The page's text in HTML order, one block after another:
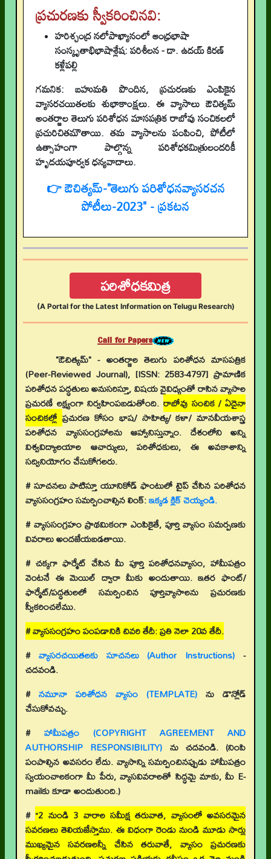
ప్రచురణకు స్వీకరించినవి:
హరిశ్చంద్ర నలోపాఖ్యానంలో ఆంధ్రభాషా
సంస్కృతాభిభాషాశ్లేష: పరిశీలన - డా. ఉదయ్ కిరణ్
కళ్లేపల్లి
గమనిక: బహుమతి పొందిన, ప్రచురణకు ఎంపికైన
వ్యాసరచయితలకు శుభాకాంక్షలు. ఈ వ్యాసాలు ఔచిత్యమ్
అంతర్జాల తెలుగు పరిశోధన మాసపత్రిక రాబోవు సంచికలలో
ప్రచురిచితమౌతాయి. తమ వ్యాసాలను పంపించి, పోటీలో
ఉత్సాహంగా పాల్గొన్న పరిశోధకమిత్రులందరికీ
హృదయపూర్వక ధన్యవాదాలు.
👉 ఔచిత్యమ్-"తెలుగు పరిశోధనవ్యాసరచన
పోటీలు-2023" - ప్రకటన
పరిశోధకమిత్ర
(A Portal for the Latest Information on Telugu Research)
Call for Papers
"ఔచిత్యమ్" - అంతర్జాల తెలుగు పరిశోధన మాసపత్రిక
(Peer-Reviewed Journal), [ISSN: 2583-4797] ప్రామాణిక
పరిశోధన పద్ధతులు అనుసరిస్తూ, విషయ వైవిధ్యంతో రాసిన వ్యాసాల
ప్రచురణే లక్ష్యంగా నిర్వహింపబడుతోంది. రాబోవు సంచిక / ఏదైనా
సంచికల్లో ప్రచురణ కోసం భాష/ సాహిత్య/ కళా/ మానవీయశాస్త్ర
పరిశోధన వ్యాససంగ్రహాలను ఆహ్వానిస్తున్నాం. దేశంలోని అన్ని
విశ్వవిద్యాలయాల ఆచార్యులు, పరిశోధకులు, ఈ అవకాశాన్ని
సద్వినియోగం చేసుకోగలరు.
# సూచనలు పాటిస్తూ యూనికోడ్ ఫాంటులో టైప్ చేసిన పరిశోధన
వ్యాససంగ్రహం సమర్పించాల్సిన లింక్:ఇక్కడ క్లిక్ చెయ్యండి.
# వ్యాససంగ్రహం ప్రాథమికంగా ఎంపికైతే, పూర్తి వ్యాసం సమర్పణకు
వివరాలు అందజేయబడతాయి.
# చక్కగా ఫార్మేట్ చేసిన మీ పూర్తి పరిశోధనవ్యాసం, హామీపత్రం
వెంటనే ఈ మెయిల్ ద్వారా మీకు అందుతాయి. ఇతర ఫాంట్/
ఫార్మేట్/పద్ధతులలో సమర్పించిన పూర్తివ్యాసాలను ప్రచురణకు
స్వీకరించలేము.
# వ్యాససంగ్రహం పంపడానికి చివరి తేదీ: ప్రతి నెలా 20వ తేదీ.
# వ్యాసరచయితలకు సూచనలు (Author Instructions) -
చదవండి.
# నమూనా పరిశోధన వ్యాసం (TEMPLATE) ను డౌన్లోడ్
చేసుకోవచ్చు.
# హామీపత్రం (COPYRIGHT AGREEMENT AND
AUTHORSHIP RESPONSIBILITY) ను చదవండి. (నింపి
పంపాల్సిన అవసరం లేదు. వ్యాసాన్ని సమర్పించినప్పుడు హామీపత్రం
స్వయంచాలకంగా మీ పేరు, వ్యాసవివరాలతో సిద్ధమై మాకు, మీ E-
mailకు కూడా అందుతుంది.)
# “2 నుండి 3 వారాల సమీక్ష తరువాత, వ్యాసంలో అవసరమైన
సవరణలు తెలియజేస్తాము. ఈ విధంగా రెండు నుండి మూడు సార్లు
ముఖ్యమైన సవరణలన్నీ చేసిన తరువాతే, వ్యాసం ప్రచురణకు